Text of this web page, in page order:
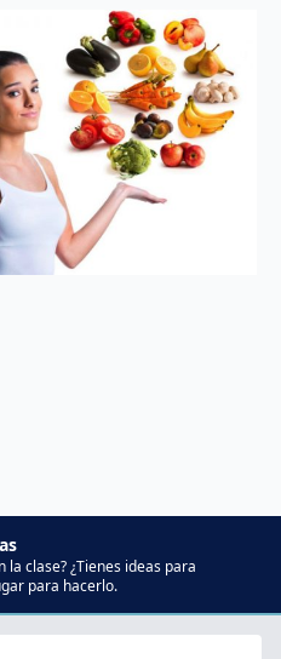
la clase? ¿Tienes ideas para
para hacerlo.